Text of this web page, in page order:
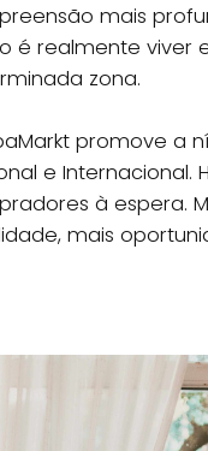
mais
é realmente viver
zona.
promove a
e Internacional.
à espera.
mais